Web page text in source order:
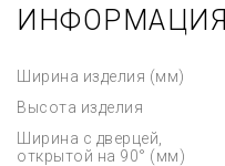
ИНФОРМАЦИЯ
Ширина изделия (мм)
Высота изделия
Ширина с дверцей,
открытой на 90° (мм)